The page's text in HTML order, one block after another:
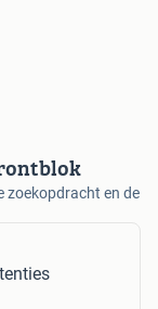
zoekopdracht en de